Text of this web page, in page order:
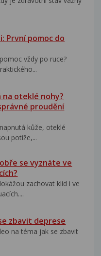
První pomoc do
vždy po ruce?
na oteklé nohy?
proudění
kůže, oteklé
potíže,...
se vyznáte ve
zachovat klid i ve
se zbavit deprese
na téma jak se zbavit